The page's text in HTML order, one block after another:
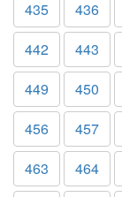
435 436
442
443
449
450
456
457
463
464